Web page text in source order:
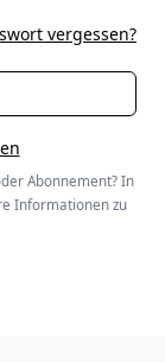
vergessen?
Abonnement? In
Informationen zu